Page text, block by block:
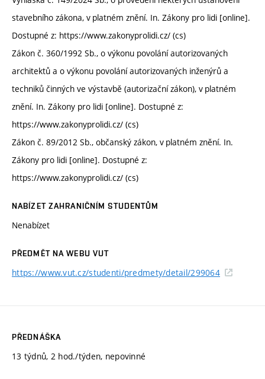
stavebního zákona, v platném znění. In. Zákony pro lidi [online].
Dostupné z: https://www.zakonyprolidi.cz/ (cs)
Zákon č. 360/1992 Sb., o výkonu povolání autorizovaných
architektů a o výkonu povolání autorizovaných inženýrů a
techniků činných ve výstavbě (autorizační zákon), v platném
znění. In. Zákony pro lidi [online]. Dostupné z:
https://www.zakonyprolidi.cz/ (cs)
Zákon č. 89/2012 Sb., občanský zákon, v platném znění. In.
Zákony pro lidi [online]. Dostupné z:
https://www.zakonyprolidi.cz/ (cs)
NABÍZET ZAHRANIČNÍM STUDENTŮM
Nenabízet
PŘEDMĚT NA WEBU VUT
https://www.vut.cz/studenti/predmety/detail/299064
PŘEDNÁŠKA
13 týdnů, 2 hod./týden, nepovinné